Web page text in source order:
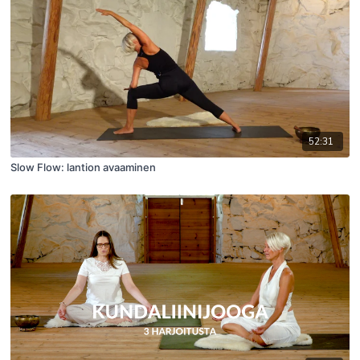
52:31
Slow Flow: lantion avaaminen